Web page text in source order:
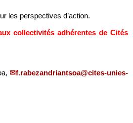
les perspectives d’action.
collectivités adhérentes de Cités
f.rabezandriantsoa@cites-unies-